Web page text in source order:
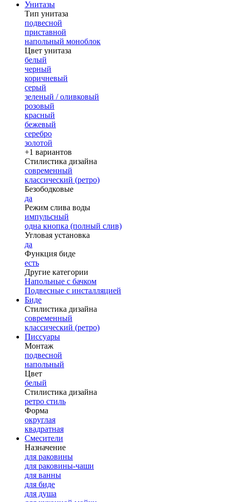
Унитазы
Тип унитаза
подвесной
приставной
напольный моноблок
Цвет унитаза
белый
черный
коричневый
серый
зеленый / оливковый
розовый
красный
бежевый
серебро
золотой
+1 вариантов
Стилистика дизайна
современный
классический (ретро)
Безободковые
да
Режим слива воды
импульсный
одна кнопка (полный слив)
Угловая установка
да
Функция биде
есть
Другие категории
Напольные с бачком
Подвесные с инсталляцией
Биде
Стилистика дизайна
современный
классический (ретро)
Писсуары
Монтаж
подвесной
напольный
Цвет
белый
Стилистика дизайна
ретро стиль
Форма
округлая
квадратная
Смесители
Назначение
для раковины
для раковины-чаши
для ванны
для биде
для душа